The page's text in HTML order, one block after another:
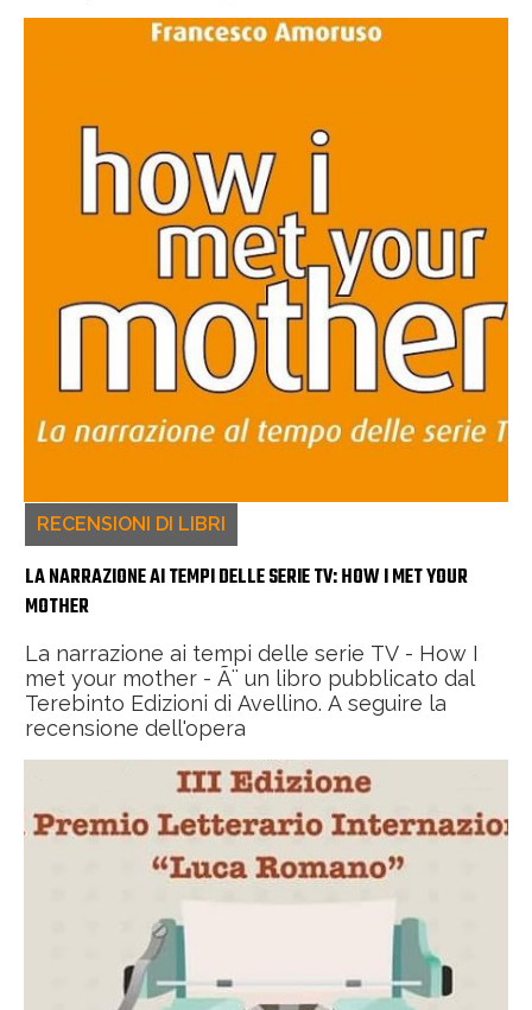
RECENSIONI DI LIBRI
LA NARRAZIONE AI TEMPI DELLE SERIE TV: HOW I MET YOUR
MOTHER
La narrazione ai tempi delle serie TV - How I
met your mother - Ã¨ un libro pubblicato dal
Terebinto Edizioni di Avellino. A seguire la
recensione dell'opera